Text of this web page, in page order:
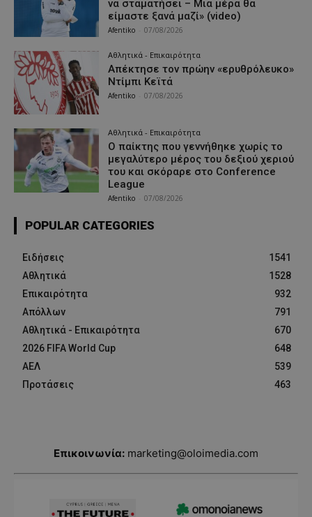
να σταματήσει – Μια μέρα θα
είμαστε ξανά μαζί» (video)
Afentiko 07/08/2026
Αθλητικά - Επικαιρότητα
Απέκτησε τον πρώην «ερυθρόλευκο»
Ντίμπι Κεϊτά
Afentiko 07/08/2026
Αθλητικά - Επικαιρότητα
Ο παίκτης που γεννήθηκε χωρίς το
μεγαλύτερο μέρος του δεξιού χεριού
του και σκόραρε στο Conference
League
Afentiko 07/08/2026
POPULAR CATEGORIES
Ειδήσεις
1541
Αθλητικά
1528
Επικαιρότητα
932
Απόλλων
791
Αθλητικά - Επικαιρότητα
670
2026 FIFA World Cup
648
ΑΕΛ
539
Προτάσεις
463
Επικοινωνία: marketing@oloimedia.com